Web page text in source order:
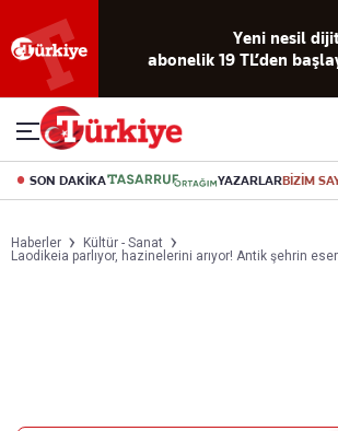
Yeni nesil
abonelik 19 TL’den
SON DAKİKA YAZARLARBİZİM
Haberler
Kültür - Sanat
Laodikeia parlıyor, hazinelerini arıyor! Antik şehrin